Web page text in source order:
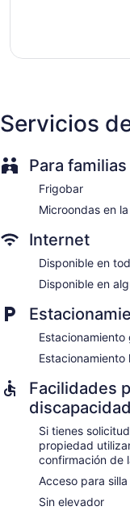
Servicios
Para familias
Frigobar
Microondas en
Internet
Disponible en
Disponible en
Facilidades
discapacidad
Si tienes
propiedad
confirmación de
Acceso para
Sin elevador